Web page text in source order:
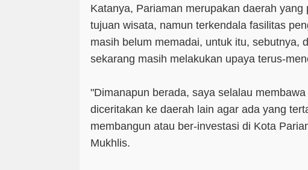
Katanya, Pariaman merupakan daerah yang
tujuan wisata, namun terkendala fasilitas
masih belum memadai, untuk itu, sebutnya,
sekarang masih melakukan upaya terus-
"Dimanapun berada, saya selalau
diceritakan ke daerah lain agar ada yang
membangun atau ber-investasi di Kota
Mukhlis.